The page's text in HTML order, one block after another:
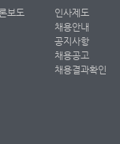
보도
인사제도
채용안내
공지사항
채용공고
채용결과확인